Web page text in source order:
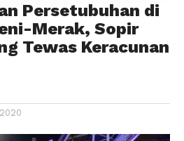
Persetubuhan di
Merak, Sopir
Tewas Keracunan